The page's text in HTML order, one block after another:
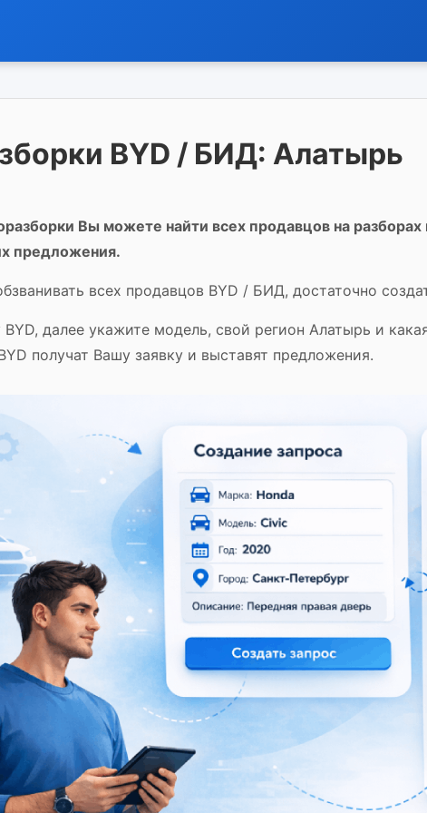
BYD / БИД: Алатырь
Вы можете найти всех продавцов на
предложения.
всех продавцов BYD / БИД, достаточно
далее укажите модель, свой регион Алатырь и
получат Вашу заявку и выставят предложения.